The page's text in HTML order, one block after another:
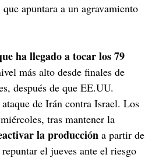
apuntara a un agravamiento
ha llegado a tocar los 79
más alto desde finales de
después de que EE.UU.
de Irán contra Israel. Los
tras mantener la
la producción a partir de
el jueves ante el riesgo